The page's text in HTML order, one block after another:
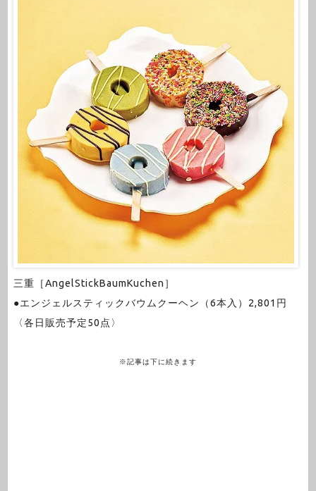
三重［AngelStickBaumKuchen］
●エンジェルスティックバウムクーヘン（6本入）2,801円
〈各日販売予定50点〉
※記事は下に続きます